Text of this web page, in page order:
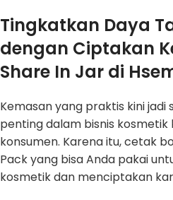
Tingkatkan Daya
dengan Ciptakan
Share In Jar di
Kemasan yang praktis kini jadi
penting dalam bisnis
konsumen. Karena itu, cetak
Pack yang bisa Anda pakai
kosmetik dan menciptakan